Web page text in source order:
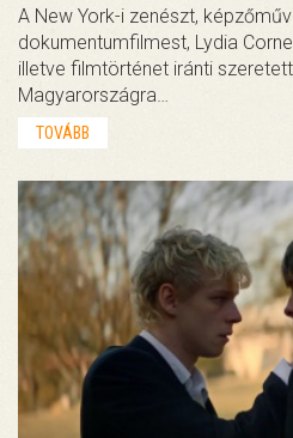
A New York-i zenészt,
dokumentumfilmest, Lydia
illetve filmtörténet iránti
Magyarországra…
TOVÁBB